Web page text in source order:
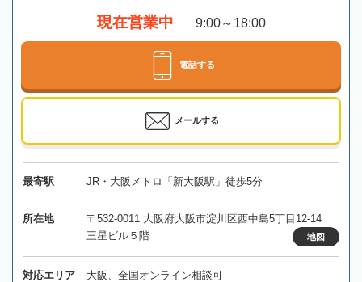
現在営業中 9:00～18:00
電話する
メールする
最寄駅 JR・大阪メトロ「新大阪駅」徒歩5分
所在地
〒532-0011 大阪府大阪市淀川区西中島5丁目12-14
三星ビル５階
地図
対応エリア 大阪、全国オンライン相談可